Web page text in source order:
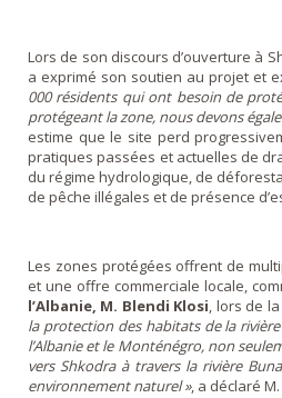
Lors de son discours d’ouverture à
a exprimé son soutien au projet et
000 résidents qui ont besoin de
protégeant la zone, nous devons
estime que le site perd
pratiques passées et actuelles de
du régime hydrologique, de
de pêche illégales et de présence
Les zones protégées offrent de
et une offre commerciale locale,
l’Albanie, M. Blendi Klosi, lors de
la protection des habitats de la
l’Albanie et le Monténégro, non
vers Shkodra à travers la rivière
environnement naturel », a déclaré